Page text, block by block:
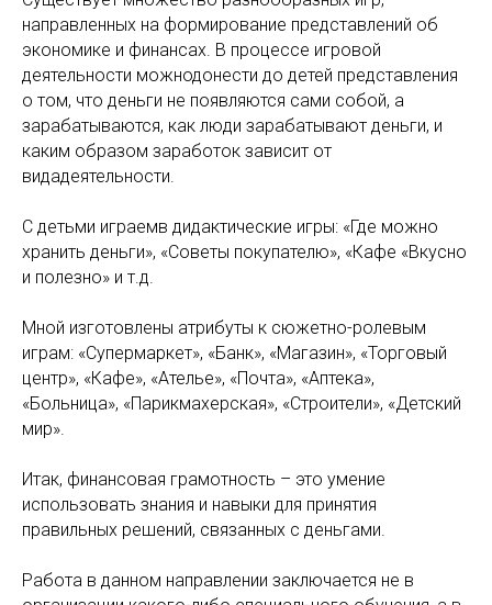
направленных на формирование представлений об
экономике и финансах. В процессе игровой
деятельности можнодонести до детей представления
о том, что деньги не появляются сами собой, а
зарабатываются, как люди зарабатывают деньги, и
каким образом заработок зависит от
видадеятельности.
С детьми играемв дидактические игры: «Где можно
хранить деньги», «Советы покупателю», «Кафе «Вкусно
и полезно» и т.д.
Мной изготовлены атрибуты к сюжетно-ролевым
играм: «Супермаркет», «Банк», «Магазин», «Торговый
центр», «Кафе», «Ателье», «Почта», «Аптека»,
«Больница», «Парикмахерская», «Строители», «Детский
мир».
Итак, финансовая грамотность – это умение
использовать знания и навыки для принятия
правильных решений, связанных с деньгами.
Работа в данном направлении заключается не в